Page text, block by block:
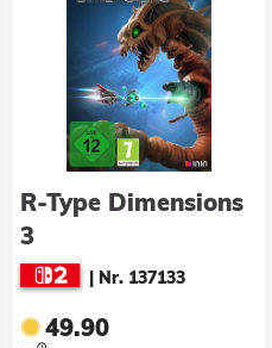
R-Type Dimensions
3
Nr. 137133
49.90